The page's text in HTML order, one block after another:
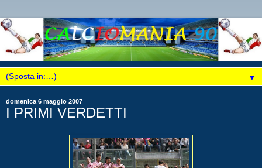
▼
domenica 6 maggio 2007
I PRIMI VERDETTI